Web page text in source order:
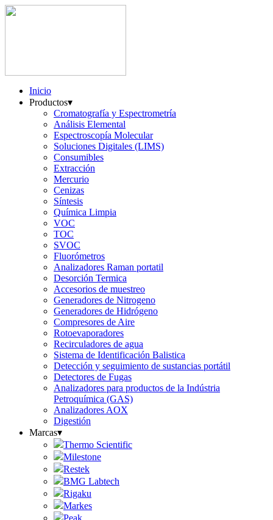
Inicio
Productos▾
Cromatografía y Espectrometría
Análisis Elemental
Espectroscopía Molecular
Soluciones Digitales (LIMS)
Consumibles
Extracción
Mercurio
Cenizas
Síntesis
Química Limpia
VOC
TOC
SVOC
Fluorómetros
Analizadores Raman portatil
Desorción Termica
Accesorios de muestreo
Generadores de Nitrogeno
Generadores de Hidrógeno
Compresores de Aire
Rotoevaporadores
Recirculadores de agua
Sistema de Identificación Balistica
Detección y seguimiento de sustancias portátil
Detectores de Fugas
Analizadores para productos de la Indústria
Petroquímica (GAS)
Analizadores AOX
Digestión
Marcas▾
Thermo Scientific
Milestone
Restek
BMG Labtech
Rigaku
Markes
Peak